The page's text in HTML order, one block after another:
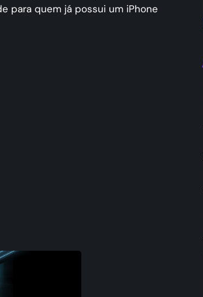
para quem já possui um iPhone